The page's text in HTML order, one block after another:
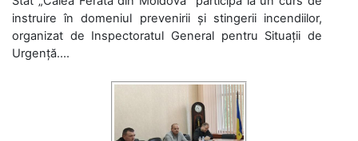
instruire în domeniul prevenirii și stingerii incendiilor,
organizat de Inspectoratul General pentru Situații de
Urgență....